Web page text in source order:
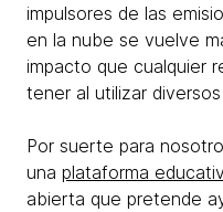
impulsores de las
en la nube se vuelve
impacto que cualquier
tener al utilizar
Por suerte para
una plataforma
abierta que pretende